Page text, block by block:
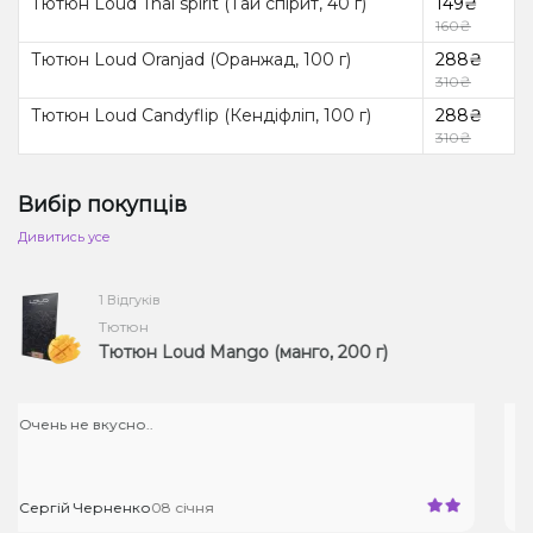
160₴
Тютюн Loud Oranjad (Оранжад, 100 г) 288₴
310₴
Тютюн Loud Candyflip (Кендіфліп, 100 г) 288₴
310₴
Вибір покупців
Дивитись усе
Loud Mango (манго, 200 г)
08 січня Богдан Сухомлинов